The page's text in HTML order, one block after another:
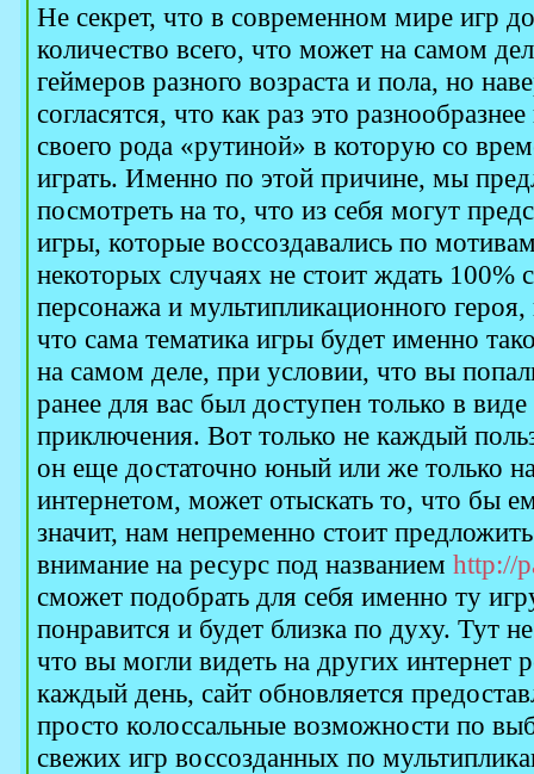
Не секрет, что в современном мире игр
количество всего, что может на самом
геймеров разного возраста и пола, но
согласятся, что как раз это
своего рода «рутиной» в которую со
играть. Именно по этой причине, мы
посмотреть на то, что из себя могут
игры, которые воссоздавались по
некоторых случаях не стоит ждать 100%
персонажа и мультипликационного
что сама тематика игры будет именно
на самом деле, при условии, что вы
ранее для вас был доступен только в
приключения. Вот только не каждый
он еще достаточно юный или же только
интернетом, может отыскать то, что бы
значит, нам непременно стоит
внимание на ресурс под названием http://
сможет подобрать для себя именно ту
понравится и будет близка по духу. Тут
что вы могли видеть на других интернет
каждый день, сайт обновляется
просто колоссальные возможности по
свежих игр воссозданных по